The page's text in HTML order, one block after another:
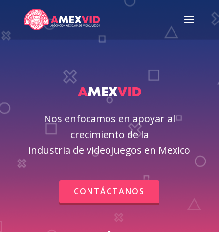
Nos enfocamos en apoyar al
crecimiento de la
industria de videojuegos en Mexico
CONTÁCTANOS